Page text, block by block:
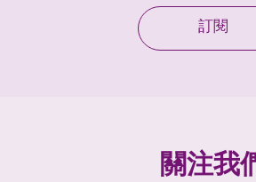
訂閱
關注我